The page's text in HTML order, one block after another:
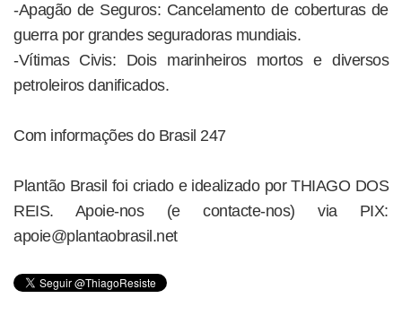
-Apagão de Seguros: Cancelamento de coberturas de
guerra por grandes seguradoras mundiais.
-Vítimas Civis: Dois marinheiros mortos e diversos
petroleiros danificados.
Com informações do Brasil 247
Plantão Brasil foi criado e idealizado por THIAGO DOS
REIS. Apoie-nos (e contacte-nos) via PIX:
apoie@plantaobrasil.net